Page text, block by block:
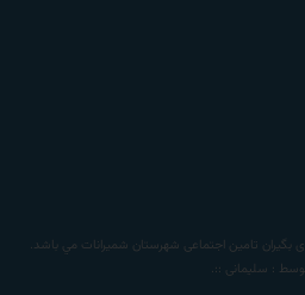
بگیران تامين اجتماعی شهرستان شمیرانات مي باشد.